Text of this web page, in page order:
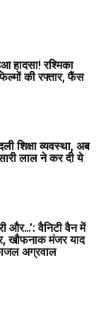
हादसा! रश्मिका
की रफ्तार, फैंस
शिक्षा व्यवस्था, अब
लाल ने कर दी ये
और…’: वैनिटी वैन में
खौफनाक मंजर याद
अग्रवाल